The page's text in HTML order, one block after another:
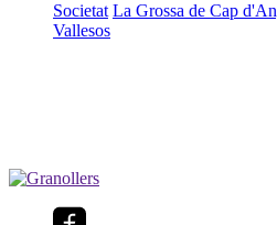
Societat La Grossa de Cap
Vallesos